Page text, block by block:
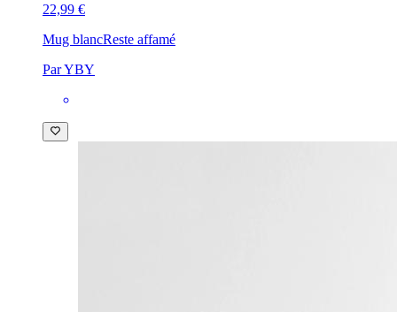
22,99 €
Mug blancReste affamé
Par YBY